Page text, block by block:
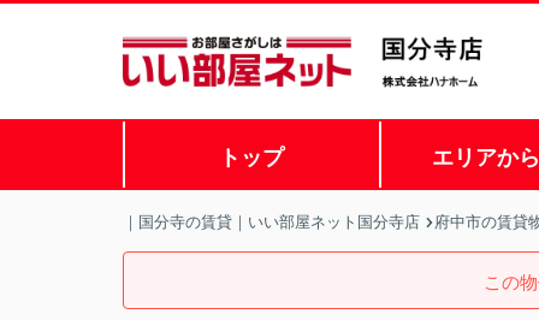
トップ エリアか
｜国分寺の賃貸｜いい部屋ネット国分寺店 府中市の賃貸
この